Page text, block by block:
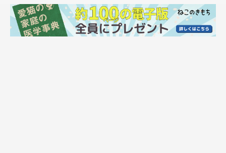
銀二ちゃん、お兄ちゃんに遊んでもらっていいね〜♡